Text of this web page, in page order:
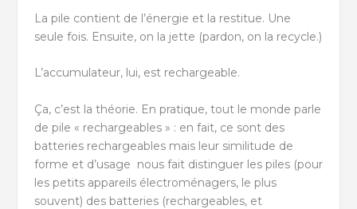
La pile contient de l’énergie et la restitue. Une
seule fois. Ensuite, on la jette (pardon, on la recycle.)
L’accumulateur, lui, est rechargeable.
Ça, c’est la théorie. En pratique, tout le monde parle
de pile « rechargeables » : en fait, ce sont des
batteries rechargeables mais leur similitude de
forme et d’usage nous fait distinguer les piles (pour
les petits appareils électroménagers, le plus
souvent) des batteries (rechargeables, et